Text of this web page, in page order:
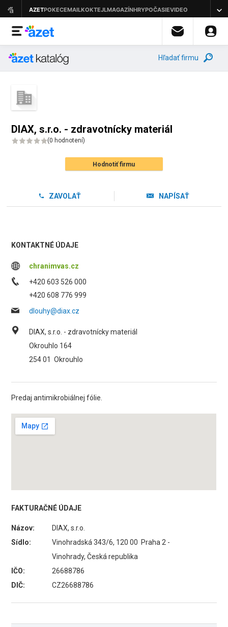
Hľadať firmu
DIAX, s.r.o. - zdravotnícky materiál
(0 hodnotení)
Hodnotiť firmu
ZAVOLAŤ NAPÍSAŤ
KONTAKTNÉ ÚDAJE
chranimvas.cz
+420 603 526 000
+420 608 776 999
dlouhy@diax.cz
DIAX, s.r.o. - zdravotnícky materiál
Okrouhlo 164
254 01 Okrouhlo
Predaj antimikrobiálnej fólie.
FAKTURAČNÉ ÚDAJE
Názov:
DIAX, s.r.o.
Sídlo:
Vinohradská 343/6, 120 00 Praha 2 -
Vinohrady, Česká republika
IČO:
26688786
DIČ:
CZ26688786